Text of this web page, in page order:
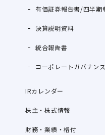
有価証券報告書/四半期
決算説明資料
統合報告書
コーポレートガバナン
IRカレンダー
株主・株式情報
財務・業績・格付